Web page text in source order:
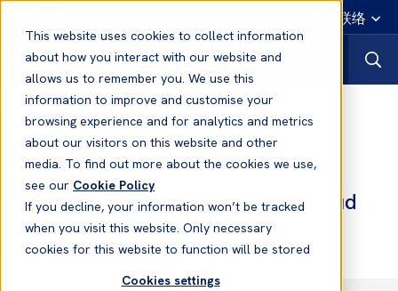
This website uses cookies to collect information
about how you interact with our website and
allows us to remember you. We use this
information to improve and customise your
browsing experience and for analytics and metrics
about our visitors on this website and other
media. To find out more about the cookies we use,
see our Cookie Policy
If you decline, your information won’t be tracked
when you visit this website. Only necessary
cookies for this website to function will be stored
Cookies settings
紧急联络
News
News14 Sep, 2021
Cyber Security: Bank Transfer Fraud